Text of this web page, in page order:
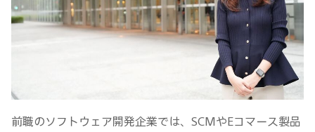
前職のソフトウェア開発企業では、SCMやEコマース製品